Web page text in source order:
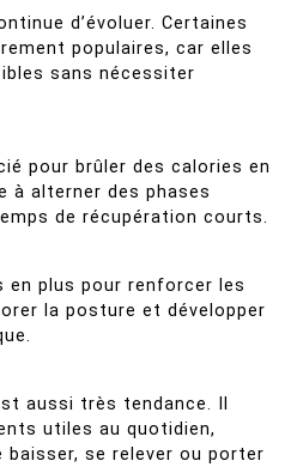
d’évoluer. Certaines
populaires, car elles
sans nécessiter
pour brûler des calories en
à alterner des phases
de récupération courts.
en plus pour renforcer les
la posture et développer
aussi très tendance. Il
utiles au quotidien,
baisser, se relever ou porter